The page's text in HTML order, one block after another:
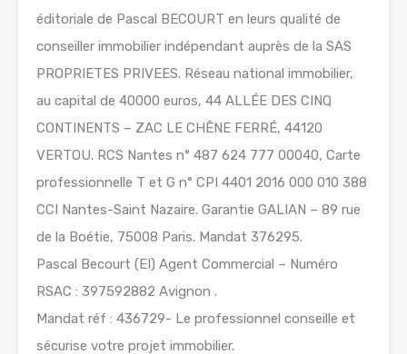
éditoriale de Pascal BECOURT en leurs qualité de
conseiller immobilier indépendant auprès de la SAS
PROPRIETES PRIVEES. Réseau national immobilier,
au capital de 40000 euros, 44 ALLÉE DES CINQ
CONTINENTS – ZAC LE CHÊNE FERRÉ, 44120
VERTOU. RCS Nantes n° 487 624 777 00040, Carte
professionnelle T et G n° CPI 4401 2016 000 010 388
CCI Nantes-Saint Nazaire. Garantie GALIAN – 89 rue
de la Boétie, 75008 Paris. Mandat 376295.
Pascal Becourt (EI) Agent Commercial – Numéro
RSAC : 397592882 Avignon .
Mandat réf : 436729- Le professionnel conseille et
sécurise votre projet immobilier.